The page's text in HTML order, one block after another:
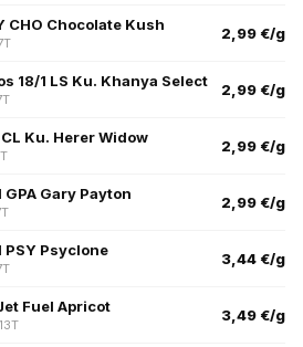
CHO Chocolate Kush 2,99 €/g
18/1 LS Ku. Khanya Select 2,99 €/g
Ku. Herer Widow 2,99 €/g
Gary Payton 2,99 €/g
PSY Psyclone 3,44 €/g
Fuel Apricot 3,49 €/g